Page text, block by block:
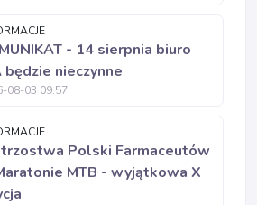
- 14 sierpnia biuro
będzie nieczynne
08-03 09:57
Polski Farmaceutów
MTB - wyjątkowa X